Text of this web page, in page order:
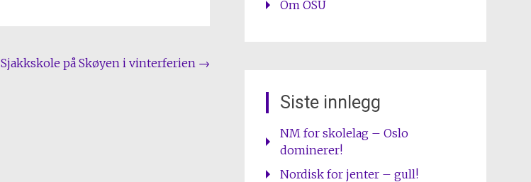
Sjakkskole på Skøyen i vinterferien →
Om OSU
Siste innlegg
NM for skolelag – Oslo
dominerer!
Nordisk for jenter – gull!